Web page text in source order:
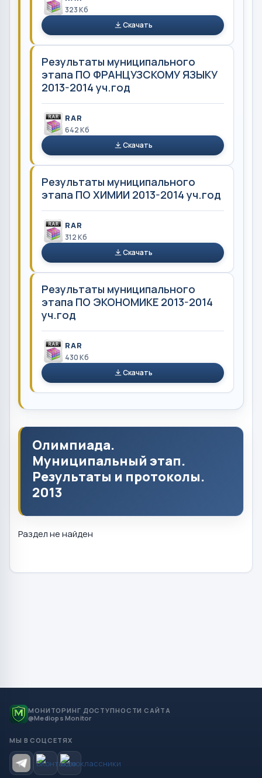
323 Кб
Скачать
Результаты муниципального
этапа ПО ФРАНЦУЗСКОМУ ЯЗЫКУ
2013-2014 уч.год
RAR
642 Кб
Скачать
Результаты муниципального
этапа ПО ХИМИИ 2013-2014 уч.год
RAR
312 Кб
Скачать
Результаты муниципального
этапа ПО ЭКОНОМИКЕ 2013-2014
уч.год
RAR
430 Кб
Скачать
Олимпиада.
Муниципальный этап.
Результаты и протоколы.
2013
Раздел не найден
МОНИТОРИНГ ДОСТУПНОСТИ САЙТА
@Mediops Monitor
МЫ В СОЦСЕТЯХ